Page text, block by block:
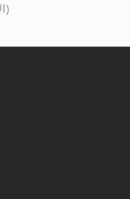
(120,929 الأصوات)